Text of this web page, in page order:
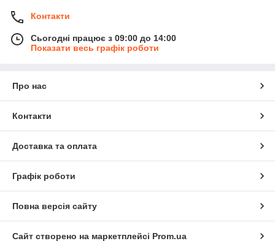
Контакти
Сьогодні працює з 09:00 до 14:00
Показати весь графік роботи
Про нас
Контакти
Доставка та оплата
Графік роботи
Повна версія сайту
Сайт створено на маркетплейсі Prom.ua